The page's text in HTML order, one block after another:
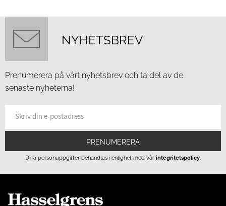
NYHETSBREV
Prenumerera på vårt nyhetsbrev och ta del av de
senaste nyheterna!
PRENUMERERA
Dina personuppgifter behandlas i enlighet med vår integritetspolicy.